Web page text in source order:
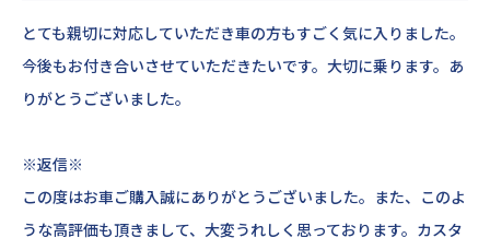
とても親切に対応していただき車の方もすごく気に入りました。
今後もお付き合いさせていただきたいです。大切に乗ります。あ
りがとうございました。
※返信※
この度はお車ご購入誠にありがとうございました。また、このよ
うな高評価も頂きまして、大変うれしく思っております。カスタ